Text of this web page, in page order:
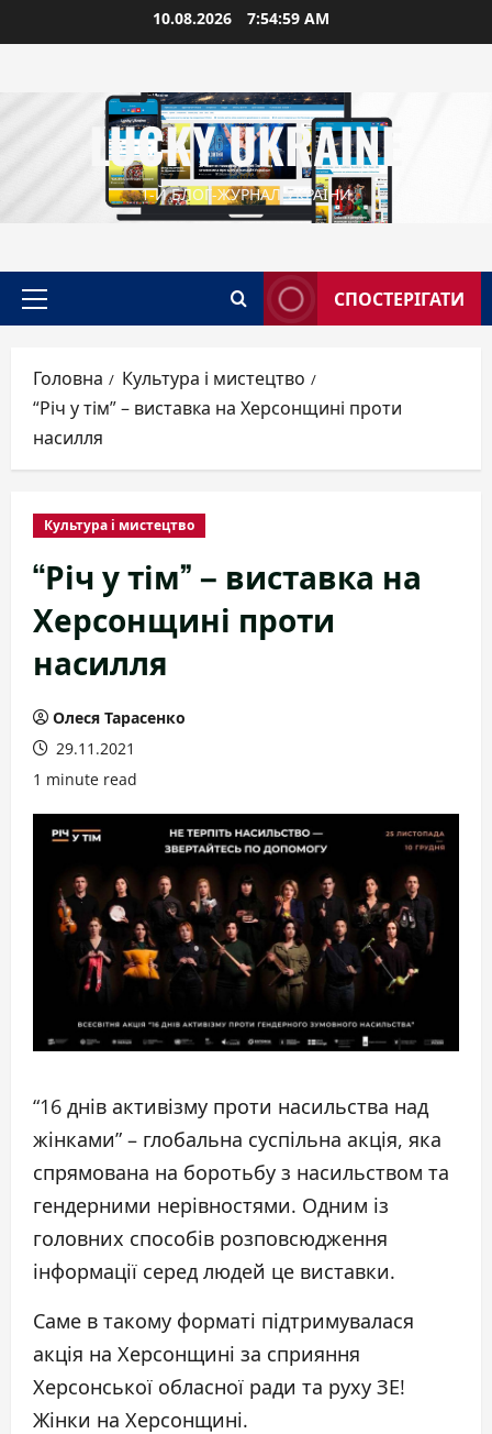
до
10.08.2026 7:55:00 AM
LUCKY UKRAINE
1-Й БЛОГ-ЖУРНАЛ УКРАЇНИ
Головне
СПОСТЕРІГАТИ
Головна
Культура і мистецтво
“Річ у тім” – виставка на Херсонщині проти
насилля
Культура і мистецтво
“Річ у тім” – виставка на
Херсонщині проти
насилля
Олеся Тарасенко
29.11.2021
1 minute read
“16 днів активізму проти насильства над
жінками” – глобальна суспільна акція, яка
спрямована на боротьбу з насильством та
гендерними нерівностями. Одним із
головних способів розповсюдження
інформації серед людей це виставки.
Саме в такому форматі підтримувалася
акція на Херсонщині за сприяння
Херсонської обласної ради та руху ЗЕ!
Жінки на Херсонщині.